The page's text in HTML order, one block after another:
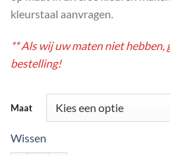
kleurstaal aanvragen.
** Als wij uw maten niet hebben,
bestelling!
Maat
Wissen